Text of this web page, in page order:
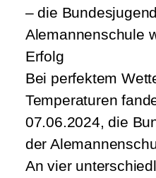
– die
Alemannenschule
Erfolg
Bei perfektem
Temperaturen
07.06.2024, die
der
An vier